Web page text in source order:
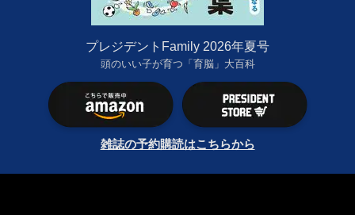
プレジデントFamily 2026年夏号
頭のいい子が育つ「育脳」大百科
雑誌の予約購読はこちらから